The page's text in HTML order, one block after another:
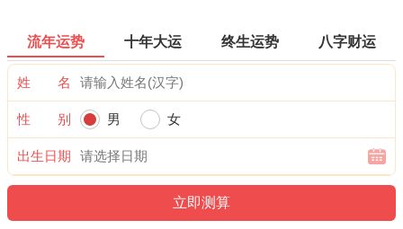
流年运势 十年大运 终生运势 八字财运
姓 名
性 别 男 女
出生日期